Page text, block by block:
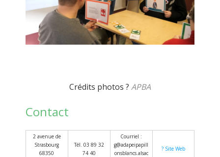
Crédits photos ? APBA
Contact
2 avenue de
Strasbourg
68350
Tél. 03 89 32
74 40
Courriel :
g@adapeipapill
onsblancs.alsac
? Site Web